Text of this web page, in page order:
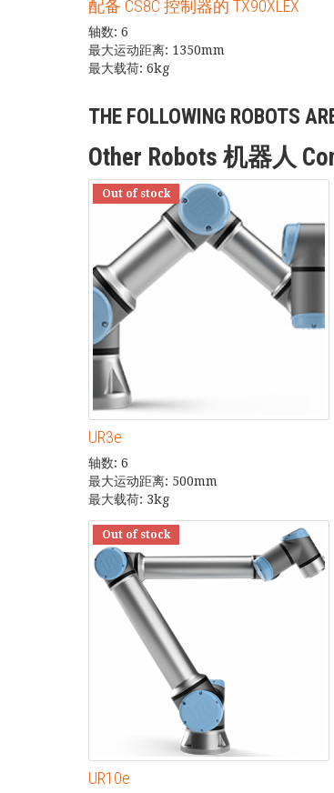
配备 CS8C 控制器的 TX90XLEX
轴数: 6
最大运动距离: 1350mm
最大载荷: 6kg
THE FOLLOWING ROBOTS
Other Robots 机器人
Out of stock
UR3e
轴数: 6
最大运动距离: 500mm
最大载荷: 3kg
Out of stock
UR10e